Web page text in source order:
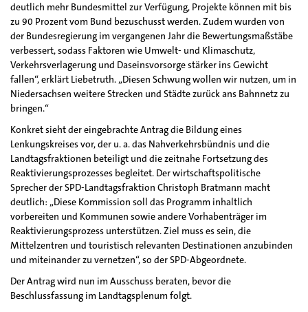
deutlich mehr Bundesmittel zur Verfügung, Projekte können mit bis
zu 90 Prozent vom Bund bezuschusst werden. Zudem wurden von
der Bundesregierung im vergangenen Jahr die Bewertungsmaßstäbe
verbessert, sodass Faktoren wie Umwelt- und Klimaschutz,
Verkehrsverlagerung und Daseinsvorsorge stärker ins Gewicht
fallen“, erklärt Liebetruth. „Diesen Schwung wollen wir nutzen, um in
Niedersachsen weitere Strecken und Städte zurück ans Bahnnetz zu
bringen.“
Konkret sieht der eingebrachte Antrag die Bildung eines
Lenkungskreises vor, der u. a. das Nahverkehrsbündnis und die
Landtagsfraktionen beteiligt und die zeitnahe Fortsetzung des
Reaktivierungsprozesses begleitet. Der wirtschaftspolitische
Sprecher der SPD-Landtagsfraktion Christoph Bratmann macht
deutlich: „Diese Kommission soll das Programm inhaltlich
vorbereiten und Kommunen sowie andere Vorhabenträger im
Reaktivierungsprozess unterstützen. Ziel muss es sein, die
Mittelzentren und touristisch relevanten Destinationen anzubinden
und miteinander zu vernetzen“, so der SPD-Abgeordnete.
Der Antrag wird nun im Ausschuss beraten, bevor die
Beschlussfassung im Landtagsplenum folgt.